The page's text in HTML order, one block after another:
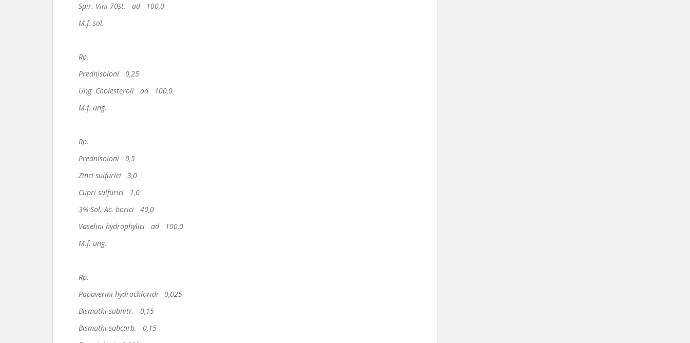
Spir. Vini 70st. ad 100,0
M.f. sol.
Rp.
Prednisoloni 0,25
Ung. Cholesteroli ad 100,0
M.f. ung.
Rp.
Prednisoloni 0,5
Zinci sulfurici 3,0
Cupri sulfurici 1,0
3% Sol. Ac. borici 40,0
Vaselini hydrophylici ad 100,0
M.f. ung.
Rp.
Papaverini hydrochloridi 0,025
Bismuthi subnitr. 0,15
Bismuthi subcarb. 0,15